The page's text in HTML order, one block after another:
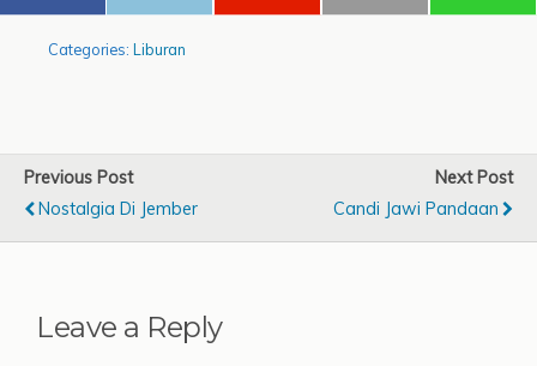
Categories: Liburan
Previous Post
Nostalgia Di Jember
Next Post
Candi Jawi Pandaan
Leave a Reply